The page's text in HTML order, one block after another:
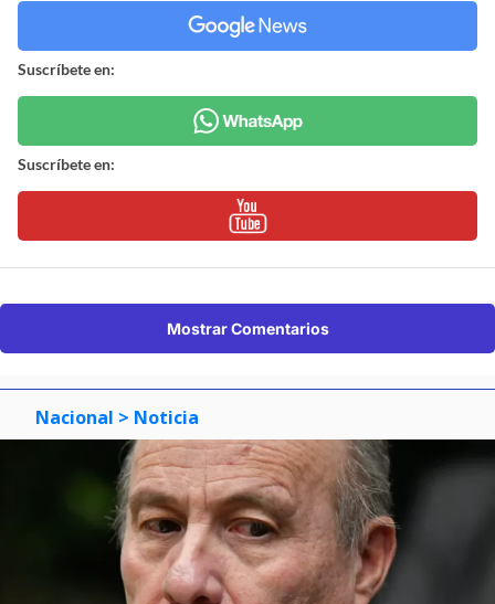
Suscríbete en:
Suscríbete en:
Mostrar Comentarios
Nacional > Noticia